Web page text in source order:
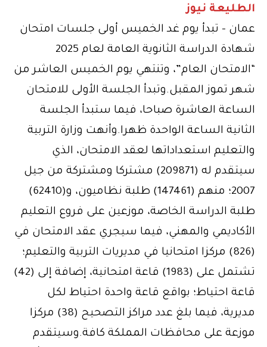
الطليعة نيوز
عمان – تبدأ يوم غد الخميس أولى جلسات امتحان
شهادة الدراسة الثانوية العامة لعام 2025
“الامتحان العام”، وتنتهي يوم الخميس العاشر من
شهر تموز المقبل.وتبدأ الجلسة الأولى للامتحان
الساعة العاشرة صباحا، فيما ستبدأ الجلسة
الثانية الساعة الواحدة ظهرا.وأنهت وزارة التربية
والتعليم استعداداتها لعقد الامتحان، الذي
سيتقدم له (209871) مشتركا ومشتركة من جيل
2007؛ منهم (147461) طلبة نظاميون، و(62410)
طلبة الدراسة الخاصة، موزعين على فروع التعليم
الأكاديمي والمهني، فيما سيجري عقد الامتحان في
(826) مركزا امتحانيا في مديريات التربية والتعليم؛
تشتمل على (1983) قاعة امتحانية، إضافة إلى (42)
قاعة احتياط؛ بواقع قاعة واحدة احتياط لكل
مديرية، فيما بلغ عدد مراكز التصحيح (38) مركزا
موزعة على محافظات المملكة كافة.وسيتقدم